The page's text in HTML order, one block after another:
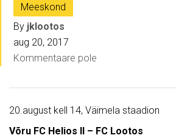
Meeskond
By jklootos
aug 20, 2017
Kommentaare pole
20.august kell 14, Väimela staadion
Võru FC Helios II – FC Lootos